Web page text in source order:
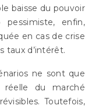
baisse du pouvoir
pessimiste, enfin,
en cas de crise
taux d’intérêt.
ne sont que
réelle du marché
Toutefois,